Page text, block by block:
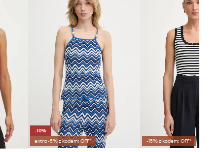
-10%
extra -5% z kodem: OFF*
-15% z kodem: OFF*